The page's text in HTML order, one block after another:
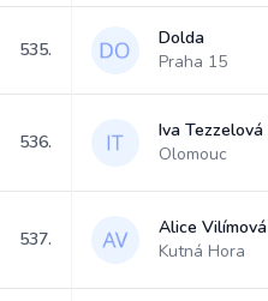
535.
Dolda
Praha 15
536.
Iva Tezzelová
Olomouc
537.
Alice Vilímová
Kutná Hora